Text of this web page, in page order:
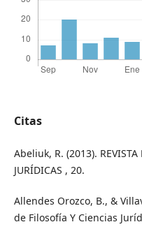
Citas
Abeliuk, R. (2013). REVISTA
JURÍDICAS , 20.
Allendes Orozco, B., &
de Filosofía Y Ciencias